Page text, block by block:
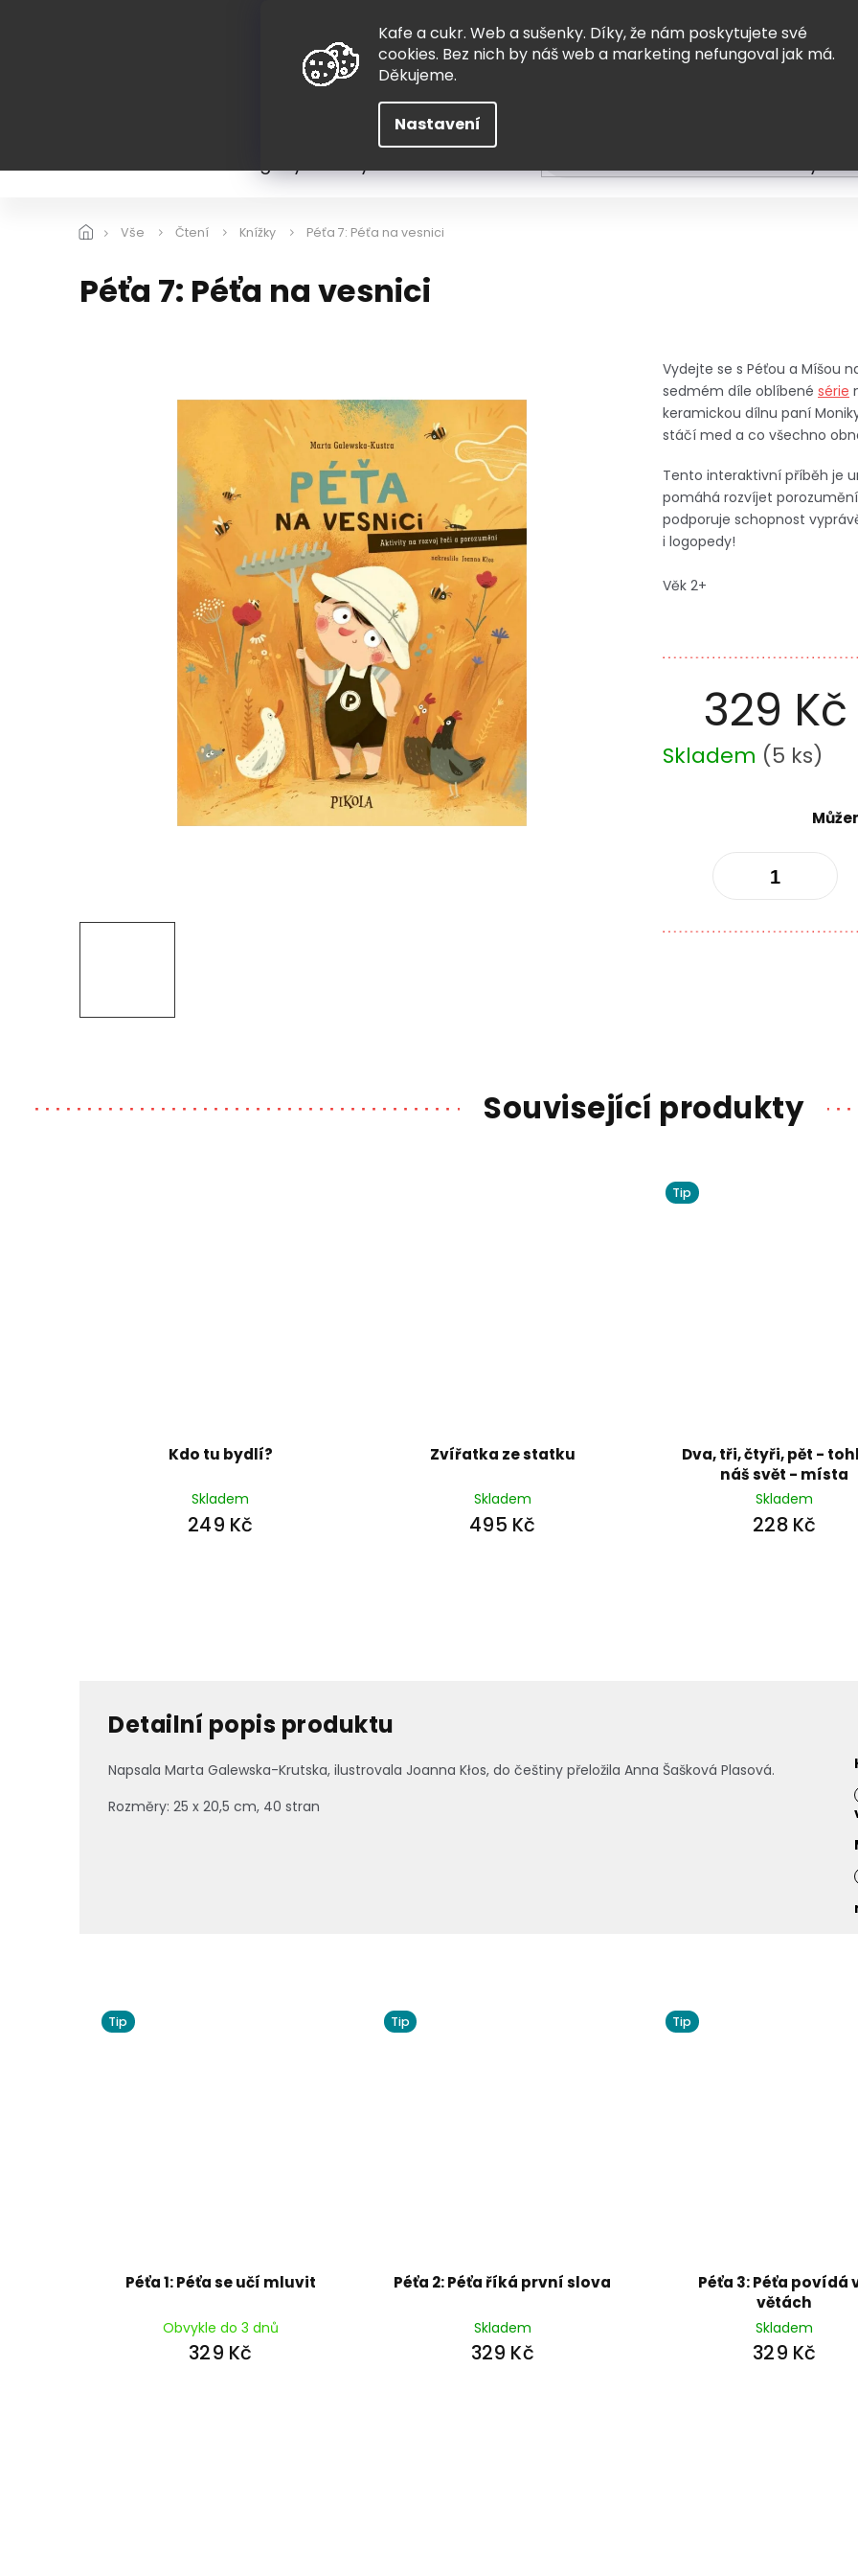
Kafe a cukr. Web a sušenky. Díky, že nám poskytujete své
cookies. Bez nich by náš web a marketing nefungoval jak má.
Děkujeme.
Nastavení
Vše Čtení Knížky Péťa 7: Péťa na vesnici
Péťa 7: Péťa na vesnici
329 Kč
Měrná
cena:
Skladem (5 ks)
Vydejte se s Péťou a Míšou
sedmém díle oblíbené série
keramickou dílnu paní
stáčí med a co všechno
Tento interaktivní příběh je
pomáhá rozvíjet
podporuje schopnost
i logopedy!
Věk 2+
Související produkty
Kdo tu bydlí?
Skladem
249 Kč
Zvířatka ze statku
Skladem
495 Kč
Tip
Dva, tři, čtyři, pět -
náš svět - místa
Skladem
228 Kč
Detailní popis produktu
Napsala Marta Galewska-Krutska, ilustrovala Joanna Kłos, do češtiny přeložila Anna Šašková Plasová.
Rozměry: 25 x 20,5 cm, 40 stran
Tip
Péťa 1: Péťa se učí mluvit
Obvykle do 3 dnů
329 Kč
Tip
Péťa 2: Péťa říká první slova
Skladem
329 Kč
Tip
Péťa 3: Péťa povídá
větách
Skladem
329 Kč